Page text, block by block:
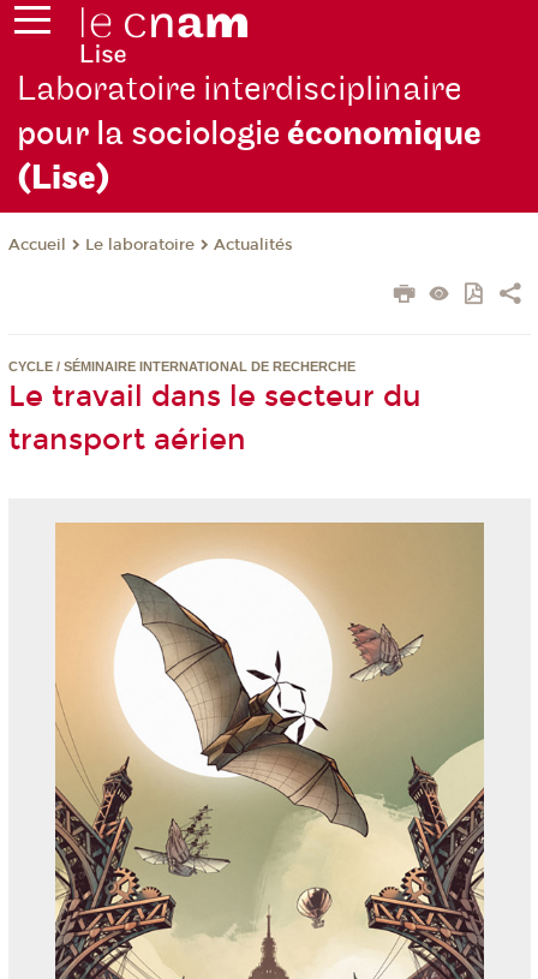
Laboratoire interdisciplinaire
pour la sociologieéconomique
(Lise)
Accueil Le laboratoire Actualités
CYCLE / SÉMINAIRE INTERNATIONAL DE RECHERCHE
Le travail dans le secteur du
transport aérien